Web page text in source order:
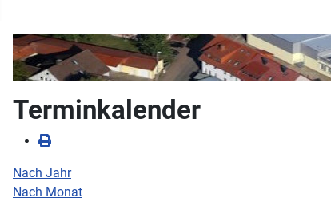
Terminkalender
Nach Jahr
Nach Monat